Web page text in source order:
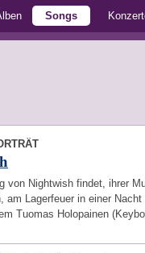
Songs
von Nightwish findet, ihrer
am Lagerfeuer in einer
Tuomas Holopainen